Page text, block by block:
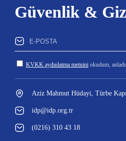
Güvenlik &
KVKK aydınlatma metnini okudum,
Aziz Mahmut Hüdayi, Türbe
idp@idp.org.tr
(0216) 310 43 18